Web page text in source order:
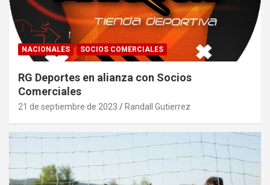
NACIONALES SOCIOS COMERCIALES
RG Deportes en alianza con Socios
Comerciales
21 de septiembre de 2023 Randall Gutierrez